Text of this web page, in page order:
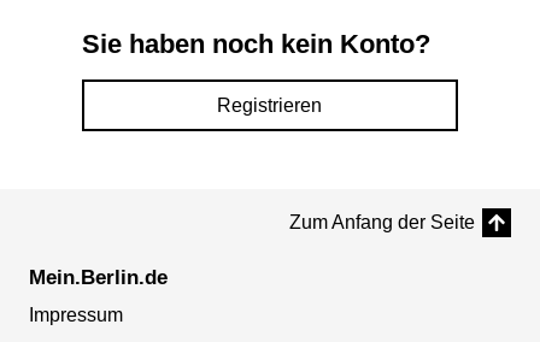
Sie haben noch kein Konto?
Registrieren
Zum Anfang der Seite
Mein.Berlin.de
Impressum